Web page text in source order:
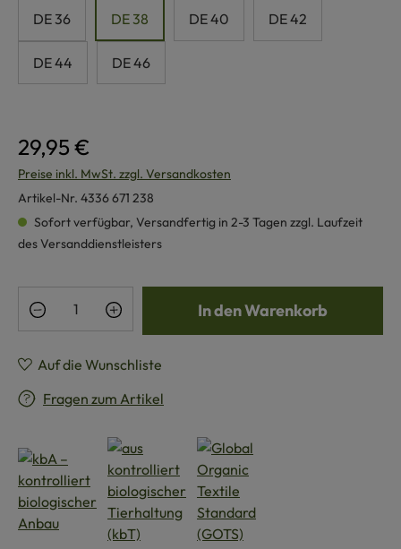
DE 36 DE 38 DE 40 DE 42
DE 44 DE 46
29,95 €
Preise inkl. MwSt. zzgl. Versandkosten
Artikel-Nr. 4336 671 238
Sofort verfügbar, Versandfertig in 2-3 Tagen zzgl. Laufzeit
des Versanddienstleisters
Produkt Anzahl: Gib den gewünschten
In den Warenkorb
Auf die Wunschliste
Fragen zum Artikel